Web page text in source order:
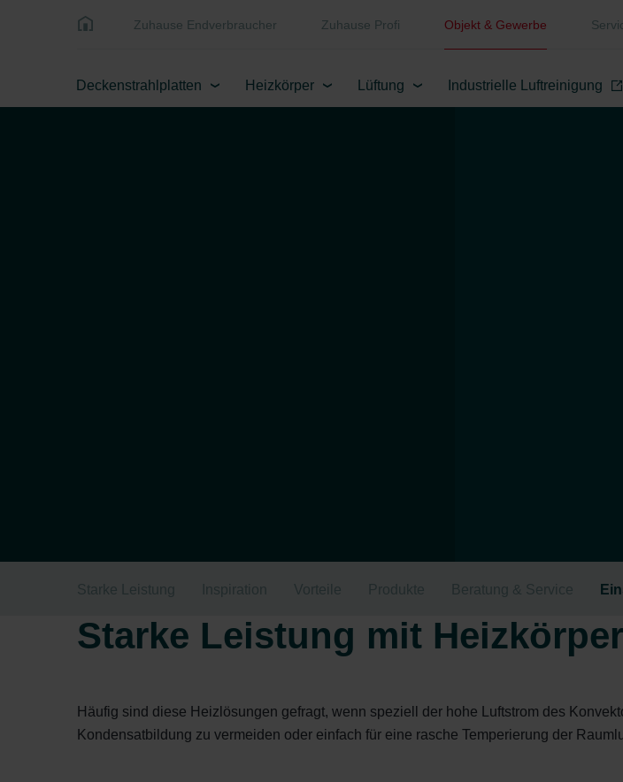
Zuhause Endverbraucher Zuhause Profi Objekt & Gewerbe
Deckenstrahlplatten Heizkörper Lüftung Industrielle Luftreinigung
Starke Leistung Inspiration Vorteile Produkte Beratung & Service
Starke Leistung mit
Häufig sind diese Heizlösungen gefragt, wenn speziell der hohe Luftstrom des
Kondensatbildung zu vermeiden oder einfach für eine rasche Temperierung der